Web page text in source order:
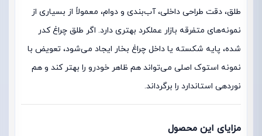
طلق، دقت طراحی داخلی، آب‌بندی و دوام، معمولاً از بسیاری از
نمونه‌های متفرقه بازار عملکرد بهتری دارد. اگر طلق چراغ کدر
شده، پایه شکسته یا داخل چراغ بخار ایجاد می‌شود، تعویض با
نمونه استوک اصلی می‌تواند هم ظاهر خودرو را بهتر کند و هم
نوردهی استاندارد را برگرداند.
مزایای این محصول